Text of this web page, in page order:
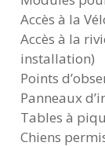
Accès à la
Accès à la
installation)
Points
Panneaux
Tables à
Chiens